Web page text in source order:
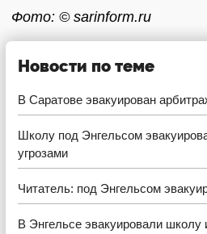
Фото: © sarinform.ru
Новости по теме
В Саратове эвакуирован
Школу под Энгельсом
угрозами
Читатель: под Энгельсом
В Энгельсе эвакуировали школу